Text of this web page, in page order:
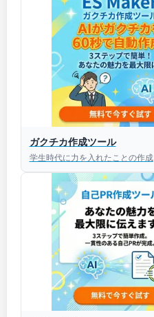
接対策アプリ【無料】
内にあなたのESを添削
内にあなただけのESを
話して面接練習ができ
版はこちら
ガクチカ作成ツール
学生時代に力を入れたことの作成